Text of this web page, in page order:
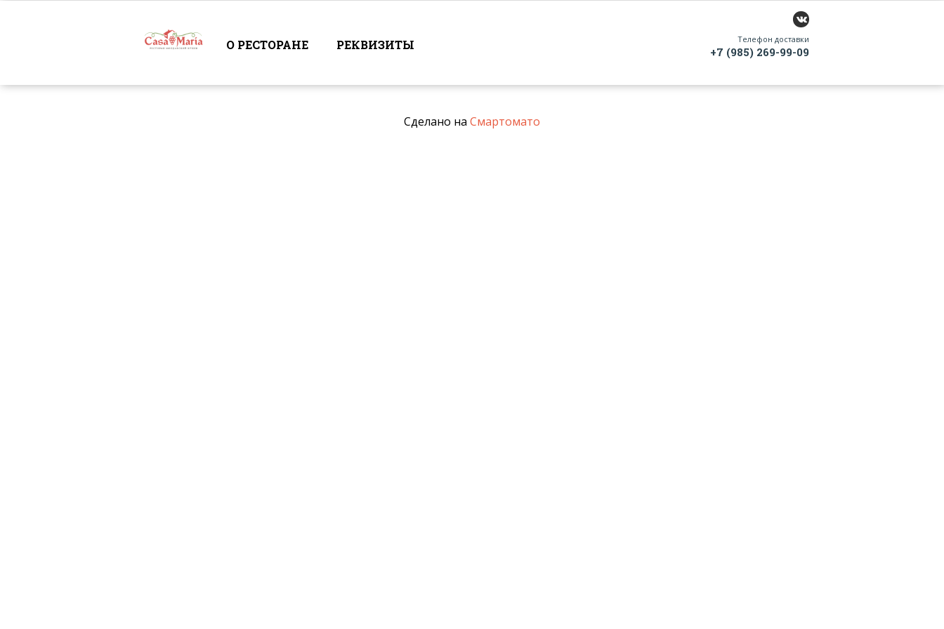
О РЕСТОРАНЕ РЕКВИЗИТЫ Телефон доставки
+7 (985) 269-99-09
Сделано на Смартомато